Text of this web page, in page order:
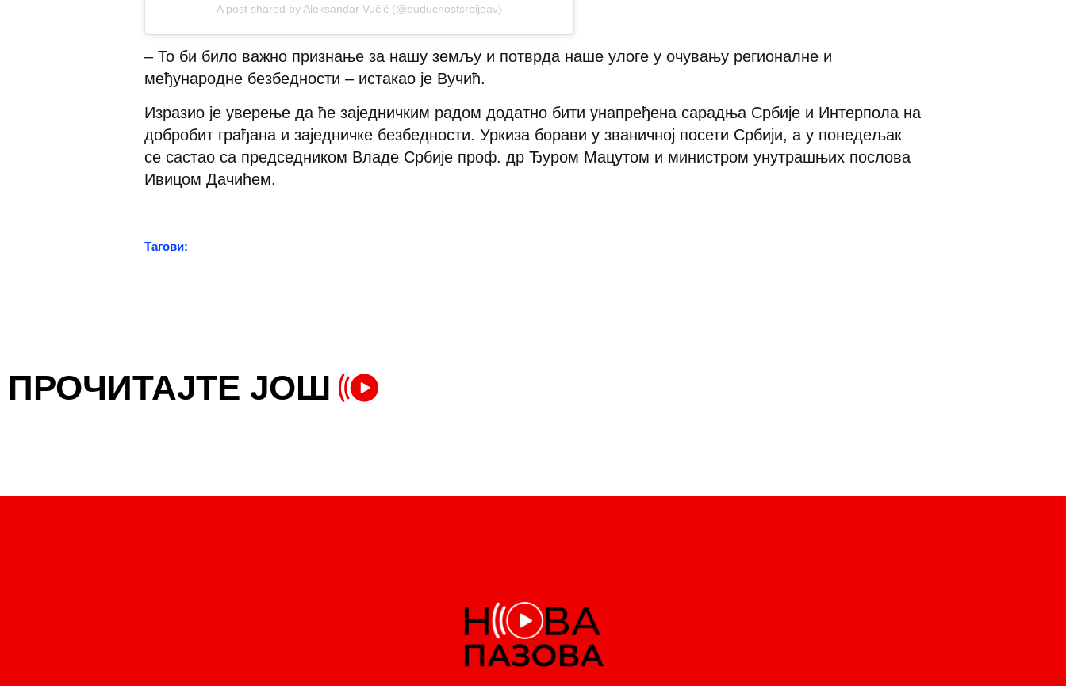
A post shared by Aleksandar Vučić (@buducnostsrbijeav)
– То би било важно признање за нашу земљу и потврда наше улоге у очувању регионалне и
међународне безбедности – истакао је Вучић.
Изразио је уверење да ће заједничким радом додатно бити унапређена сарадња Србије и Интерпола на
добробит грађана и заједничке безбедности. Уркиза борави у званичној посети Србији, а у понедељак
се састао са председником Владе Србије проф. др Ђуром Мацутом и министром унутрашњих послова
Ивицом Дачићем.
Тагови:
ПРОЧИТАЈТЕ ЈОШ